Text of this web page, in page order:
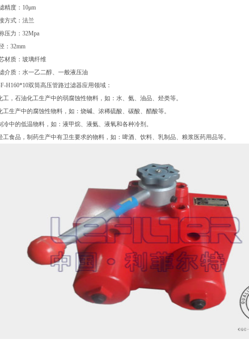
精度：10μm
方式：法兰
压力：32Mpa
：32mm
材质：玻璃纤维
介质：水一乙二醇、一般液压油
H160*10双筒高压管路过滤器应用领域：
工，石油化工生产中的弱腐蚀性物料，如：水、氨、油品、烃类等。
工生产中的腐蚀性物料，如：烧碱、浓稀硫酸、碳酸、醋酸等。
冷中的低温物料，如：液甲烷、液氨、液氧和各种冷剂。
工食品，制药生产中有卫生要求的物料，如：啤酒、饮料、乳制品、粮浆医药用品等。